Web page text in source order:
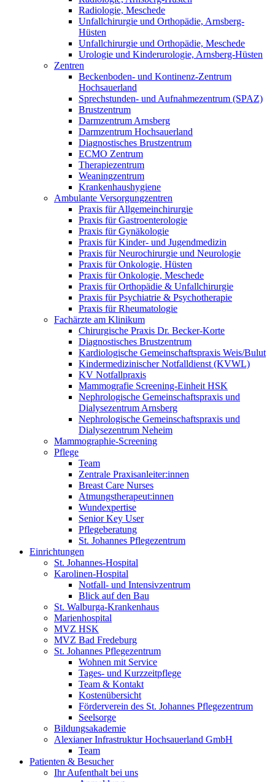
Radiologie, Meschede
Unfallchirurgie und Orthopädie, Arnsberg-
Hüsten
Unfallchirurgie und Orthopädie, Meschede
Urologie und Kinderurologie, Arnsberg-Hüsten
Zentren
Beckenboden- und Kontinenz-Zentrum
Hochsauerland
Sprechstunden- und Aufnahmezentrum (SPAZ)
Brustzentrum
Darmzentrum Arnsberg
Darmzentrum Hochsauerland
Diagnostisches Brustzentrum
ECMO Zentrum
Therapiezentrum
Weaningzentrum
Krankenhaushygiene
Ambulante Versorgungzentren
Praxis für Allgemeinchirurgie
Praxis für Gastroenterologie
Praxis für Gynäkologie
Praxis für Kinder- und Jugendmedizin
Praxis für Neurochirurgie und Neurologie
Praxis für Onkologie, Hüsten
Praxis für Onkologie, Meschede
Praxis für Orthopädie & Unfallchirurgie
Praxis für Psychiatrie & Psychotherapie
Praxis für Rheumatologie
Fachärzte am Klinikum
Chirurgische Praxis Dr. Becker-Korte
Diagnostisches Brustzentrum
Kardiologische Gemeinschaftspraxis Weis/Bulut
Kindermedizinischer Notfalldienst (KVWL)
KV Notfallpraxis
Mammografie Screening-Einheit HSK
Nephrologische Gemeinschaftspraxis und
Dialysezentrum Arnsberg
Nephrologische Gemeinschaftspraxis und
Dialysezentrum Neheim
Mammographie-Screening
Pflege
Team
Zentrale Praxisanleiter:innen
Breast Care Nurses
Atmungstherapeut:innen
Wundexpertise
Senior Key User
Pflegeberatung
St. Johannes Pflegezentrum
Einrichtungen
St. Johannes-Hospital
Karolinen-Hospital
Notfall- und Intensivzentrum
Blick auf den Bau
St. Walburga-Krankenhaus
Marienhospital
MVZ HSK
MVZ Bad Fredeburg
St. Johannes Pflegezentrum
Wohnen mit Service
Tages- und Kurzzeitpflege
Team & Kontakt
Kostenübersicht
Förderverein des St. Johannes Pflegezentrum
Seelsorge
Bildungsakademie
Alexianer Infrastruktur Hochsauerland GmbH
Team
Patienten & Besucher
Ihr Aufenthalt bei uns